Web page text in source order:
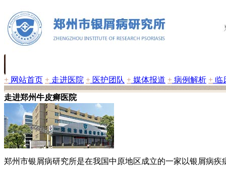
+ 网站首页 + 走进医院 + 医护团队 + 媒体报道 + 病例解析 + 临
走进郑州牛皮癣医院
郑州市银屑病研究所是在我国中原地区成立的一家以银屑病疾